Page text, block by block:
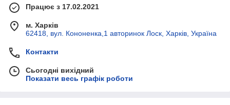
Працює з 17.02.2021
м. Харків
62418, вул. Кононенка,1 авторинок Лоск, Харків, Україна
Контакти
Сьогодні вихідний
Показати весь графік роботи